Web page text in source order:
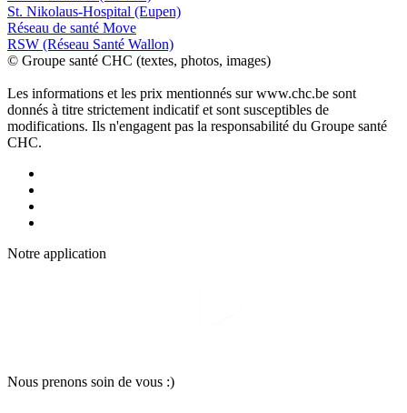
St. Nikolaus-Hospital (Eupen)
Réseau de santé Move
RSW (Réseau Santé Wallon)
© Groupe santé CHC (textes, photos, images)
Les informations et les prix mentionnés sur www.chc.be sont
donnés à titre strictement indicatif et sont susceptibles de
modifications. Ils n'engagent pas la responsabilité du Groupe santé
CHC.
Notre application
Nous prenons soin de vous :)